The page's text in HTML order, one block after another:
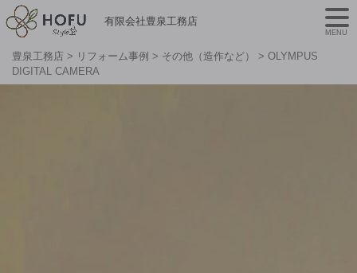
有限会社豊泉工務店
豊泉工務店 > リフォーム事例 > その他（造作など） > OLYMPUS
DIGITAL CAMERA
MENU